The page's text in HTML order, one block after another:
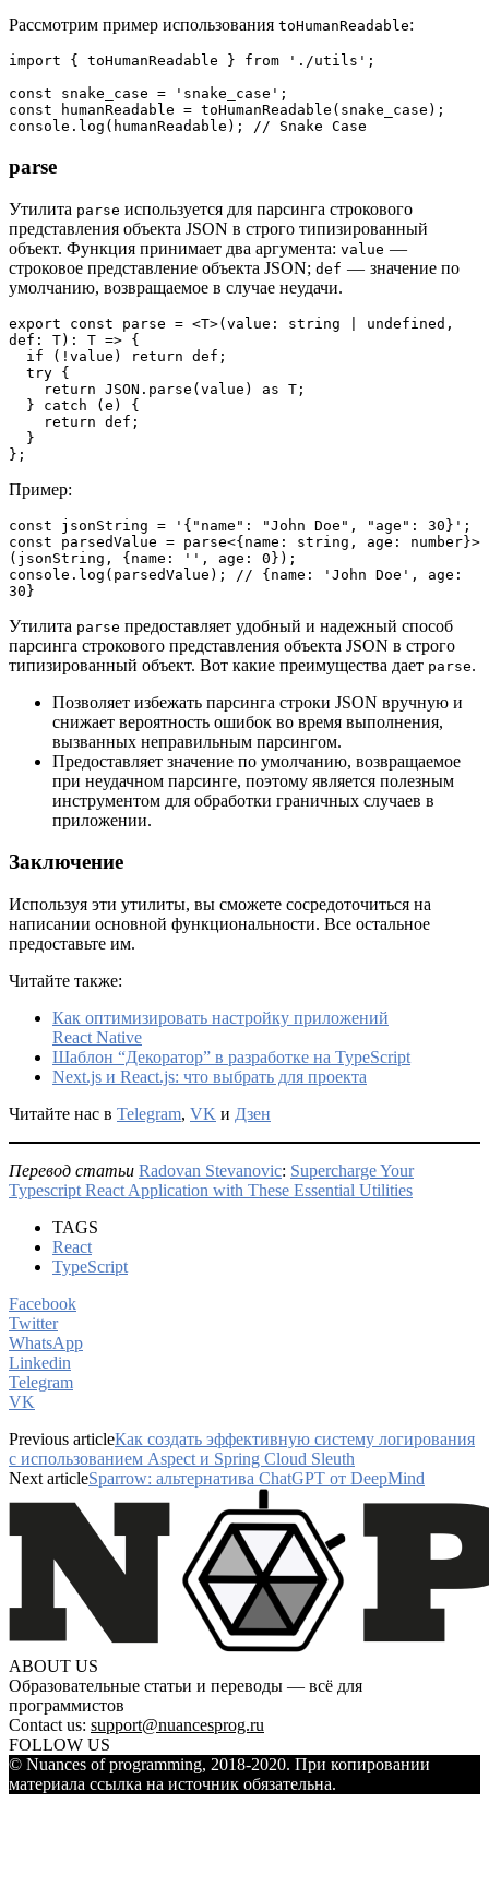
Рассмотрим пример использования toHumanReadable:
import { toHumanReadable } from './utils';
const snake_case = 'snake_case';
const humanReadable = toHumanReadable(snake_case);
console.log(humanReadable); // Snake Case
parse
Утилита parse используется для парсинга строкового
представления объекта JSON в строго типизированный
объект. Функция принимает два аргумента: value —
строковое представление объекта JSON; def — значение по
умолчанию, возвращаемое в случае неудачи.
export const parse = <T>(value: string | undefined,
def: T): T => {
  if (!value) return def;
  try {
    return JSON.parse(value) as T;
  } catch (e) {
    return def;
  }
};
Пример:
const jsonString = '{"name": "John Doe", "age": 30}';
const parsedValue = parse<{name: string, age: number}>
(jsonString, {name: '', age: 0});
console.log(parsedValue); // {name: 'John Doe', age:
30}
Утилита parse предоставляет удобный и надежный способ
парсинга строкового представления объекта JSON в строго
типизированный объект. Вот какие преимущества дает parse.
Позволяет избежать парсинга строки JSON вручную и
снижает вероятность ошибок во время выполнения,
вызванных неправильным парсингом.
Предоставляет значение по умолчанию, возвращаемое
при неудачном парсинге, поэтому является полезным
инструментом для обработки граничных случаев в
приложении.
Заключение
Используя эти утилиты, вы сможете сосредоточиться на
написании основной функциональности. Все остальное
предоставьте им.
Читайте также:
Как оптимизировать настройку приложений
React Native
Шаблон “Декоратор” в разработке на TypeScript
Next.js и React.js: что выбрать для проекта
Читайте нас в Telegram, VK и Дзен
Перевод статьи Radovan Stevanovic: Supercharge Your
Typescript React Application with These Essential Utilities
TAGS
React
TypeScript
Facebook
Twitter
WhatsApp
Linkedin
Telegram
VK
Previous articleКак создать эффективную систему логирования
с использованием Aspect и Spring Cloud Sleuth
Next articleSparrow: альтернатива ChatGPT от DeepMind
ABOUT US
Образовательные статьи и переводы — всё для
программистов
Contact us: support@nuancesprog.ru
FOLLOW US
© Nuances of programming, 2018-2020. При копировании
материала ссылка на источник обязательна.